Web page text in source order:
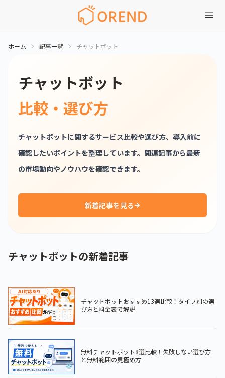
ホーム 記事一覧 チャットボット
チャットボット
比較・選び方
チャットボットに関するサービス比較や選び方、導入前に
確認したいポイントを整理しています。関連記事から最新
の市場動向やノウハウを確認できます。
新着記事を見る
チャットボットの新着記事
チャットボットおすすめ13選比較！タイプ別の選
び方と料金表で解説
無料チャットボット8選比較！失敗しない選び方
と無料範囲の見極め方